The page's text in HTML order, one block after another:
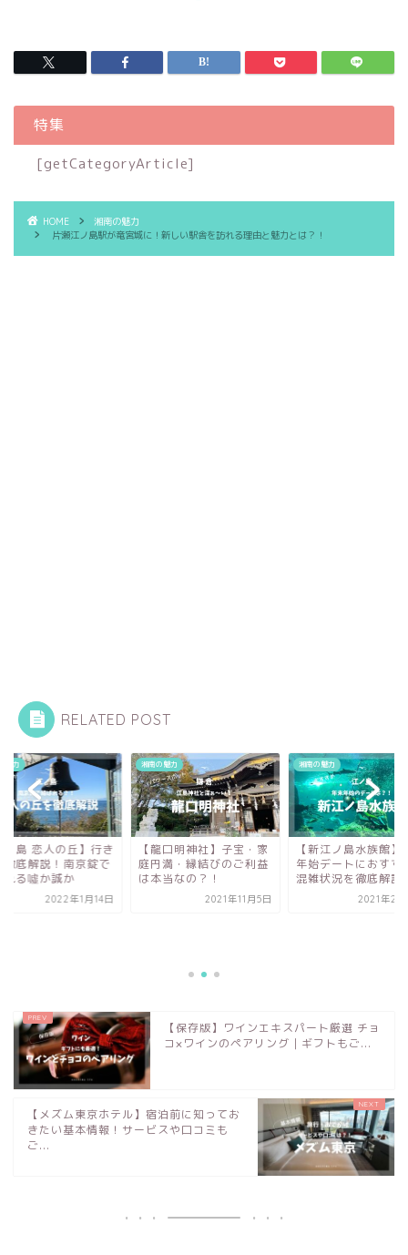
特集
[getCategoryArticle]
HOME
湘南の魅力
片瀬江ノ島駅が竜宮城に！新しい駅舎を訪れる理由と魅力とは？！
RELATED POST
魅力
口明神社】子宝・家
満・縁結びのご利益
当なの？！
2021年11月5日
湘南の魅力
【新江ノ島水族館】年末
年始デートにおすすめ！
混雑状況を徹底解説
2021年2月22日
湘南の魅力
【江ノ島 恋人の丘
方を徹底解説！南京
結ばれる噓か誠か
2022年1
【保存版】ワインエキスパート厳選 チョ
コ×ワインのペアリング｜ギフトもご...
【メズム東京ホテル】宿泊前に知ってお
きたい基本情報！サービスや口コミも
ご...